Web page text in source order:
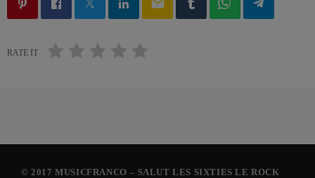
email
RATE IT
© 2017 MUSICFRANCO – SALUT LES SIXTIES LE ROCK